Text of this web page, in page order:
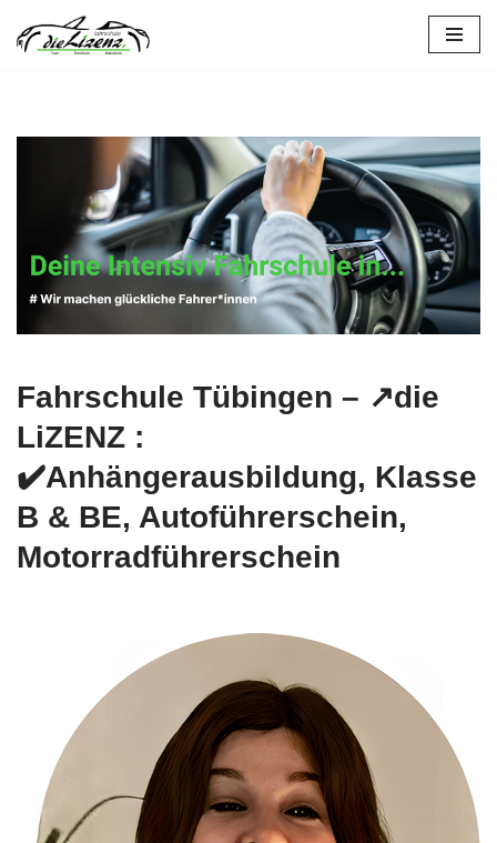
Fahrschule Tübingen – ↗️die
LiZENZ :
✔️Anhängerausbildung, Klasse
B & BE, Autoführerschein,
Motorradführerschein